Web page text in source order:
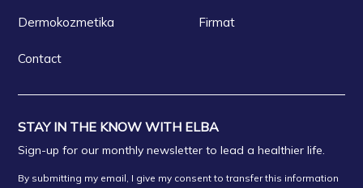
Dermokozmetika Firmat
Contact
STAY IN THE KNOW WITH ELBA
Sign-up for our monthly newsletter to lead a healthier life.
By submitting my email, I give my consent to transfer this information